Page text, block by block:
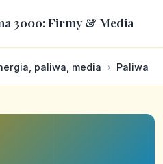
3000: Firmy & Media
paliwa, media Paliwa